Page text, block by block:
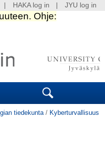
Search
tiedekunta / Kyberturvallisuus
HAKA log in JYU log in